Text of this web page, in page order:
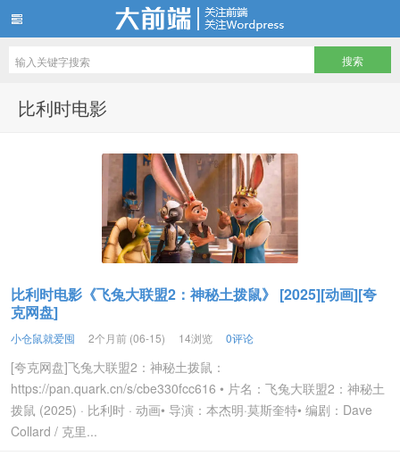
比利时电影
比利时电影《飞兔大联盟2：神秘土拨鼠》 [2025][动画][夸
克网盘]
小仓鼠就爱囤 2个月前 (06-15) 14浏览 0评论
[夸克网盘]飞兔大联盟2：神秘土拨鼠：
https://pan.quark.cn/s/cbe330fcc616 • 片名：飞兔大联盟2：神秘土
拨鼠 (2025) · 比利时 · 动画• 导演：本杰明·莫斯奎特• 编剧：Dave
Collard / 克里...